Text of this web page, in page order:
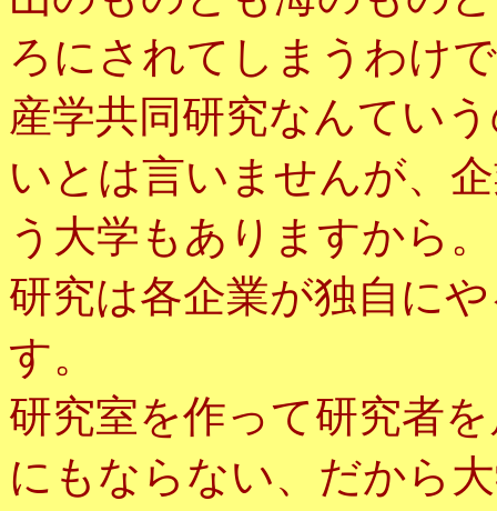
ろにされてしまうわけ
産学共同研究なんてい
いとは言いませんが、
う大学もありますから。
研究は各企業が独自に
す。
研究室を作って研究者
にもならない、だから